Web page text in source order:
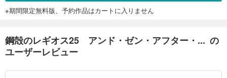
※期間限定無料版、予約作品はカートに入りません
鋼殻のレギオス25 アンド・ゼン・アフター・... の
ユーザーレビュー